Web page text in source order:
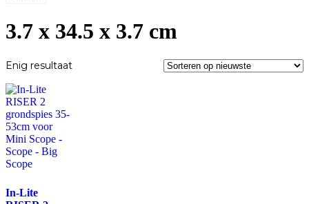
3.7 x 34.5 x 3.7 cm
Enig resultaat
In-Lite